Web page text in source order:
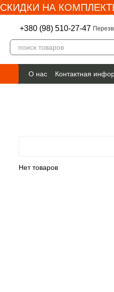
СКИДКИ НА
+380 (98) 510-27-47
О нас Контактная
Гарантия
Нет товаров